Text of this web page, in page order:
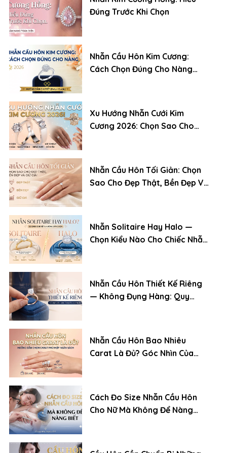
Đúng Trước Khi Chọn
Nhẫn Cầu Hôn Kim Cương:
Cách Chọn Đúng Cho Nàng
Xu Hướng Nhẫn Cưới Kim
Cương 2026: Chọn Sao Cho
Nhẫn Cầu Hôn Tối Giản: Chọn
Sao Cho Đẹp Thật, Bền Đẹp Và
Nhẫn Solitaire Hay Halo —
Chọn Kiểu Nào Cho Chiếc Nhẫn
Nhẫn Cầu Hôn Thiết Kế Riêng
— Không Đụng Hàng: Quy
Nhẫn Cầu Hôn Bao Nhiêu
Carat Là Đủ? Góc Nhìn Của
Cách Đo Size Nhẫn Cầu Hôn
Cho Nữ Mà Không Để Nàng